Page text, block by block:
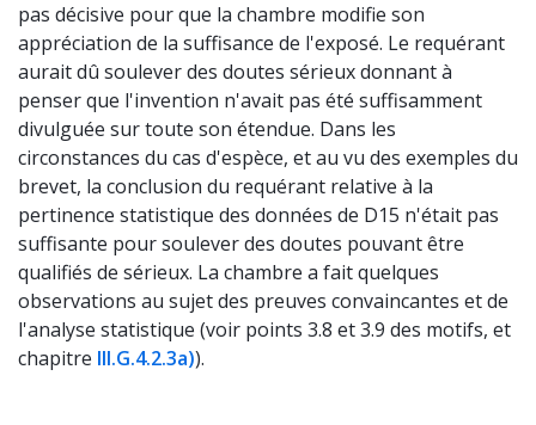
pas décisive pour que la chambre modifie son
appréciation de la suffisance de l'exposé. Le requérant
aurait dû soulever des doutes sérieux donnant à
penser que l'invention n'avait pas été suffisamment
divulguée sur toute son étendue. Dans les
circonstances du cas d'espèce, et au vu des exemples du
brevet, la conclusion du requérant relative à la
pertinence statistique des données de D15 n'était pas
suffisante pour soulever des doutes pouvant être
qualifiés de sérieux. La chambre a fait quelques
observations au sujet des preuves convaincantes et de
l'analyse statistique (voir points 3.8 et 3.9 des motifs, et
chapitre III.G.4.2.3a)).